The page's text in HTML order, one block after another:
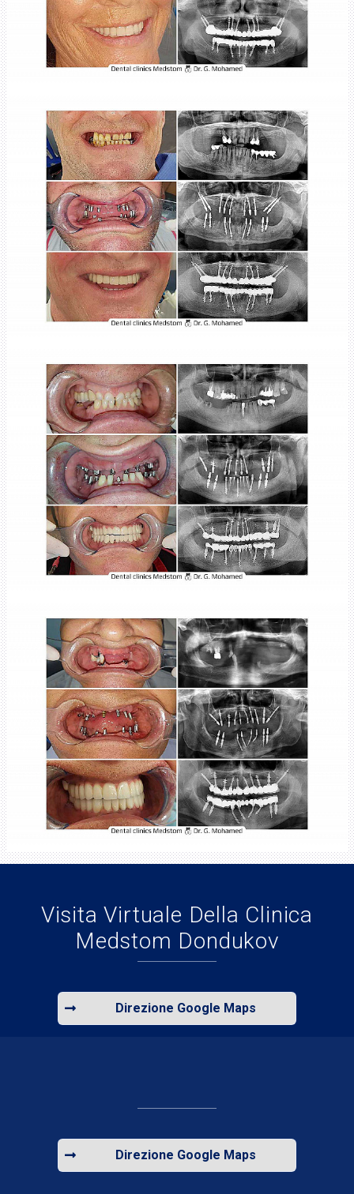
Visita Virtuale Della Clinica
Medstom Dondukov
Direzione Google Maps
Direzione Google Maps